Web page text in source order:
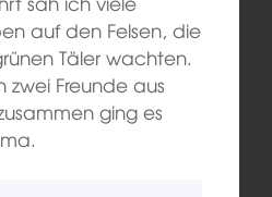
auf den Felsen, die
Täler wachten.
zwei Freunde aus
ging es